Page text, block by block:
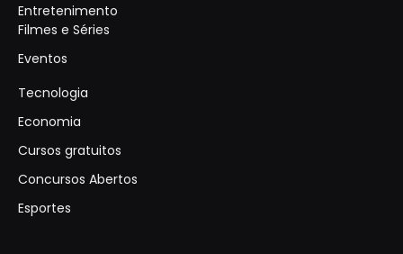
Entretenimento
Filmes e Séries
Eventos
Tecnologia
Economia
Cursos gratuitos
Concursos Abertos
Esportes